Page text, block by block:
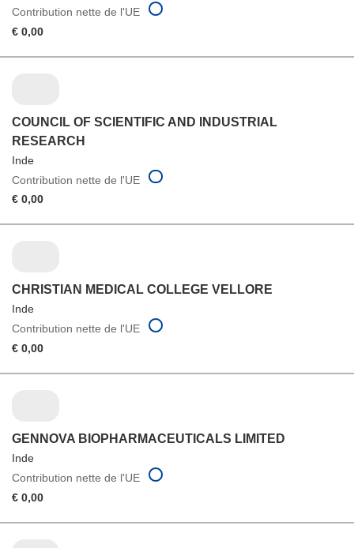
Contribution nette de l'UE
€ 0,00
COUNCIL OF SCIENTIFIC AND INDUSTRIAL
RESEARCH
Inde
Contribution nette de l'UE
€ 0,00
CHRISTIAN MEDICAL COLLEGE VELLORE
Inde
Contribution nette de l'UE
€ 0,00
GENNOVA BIOPHARMACEUTICALS LIMITED
Inde
Contribution nette de l'UE
€ 0,00